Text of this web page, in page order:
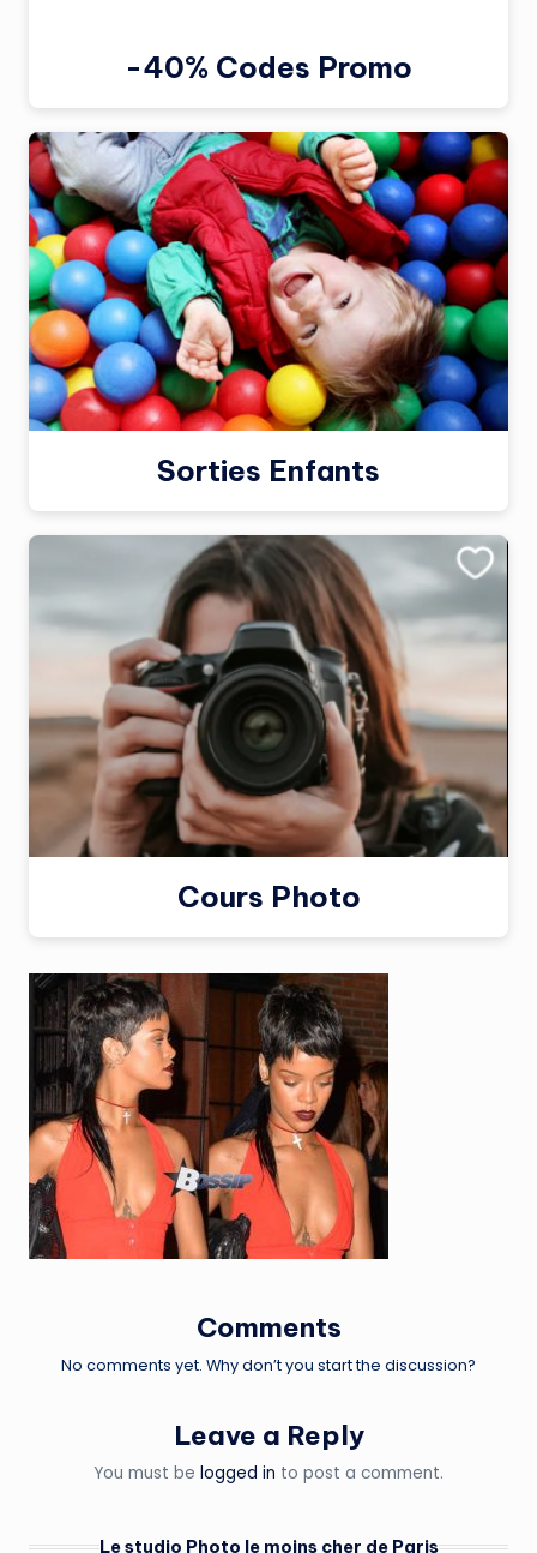
-40% Codes Promo
Sorties Enfants
Cours Photo
Comments
No comments yet. Why don’t you start the discussion?
Leave a Reply
You must be logged in to post a comment.
Le studio Photo le moins cher de Paris